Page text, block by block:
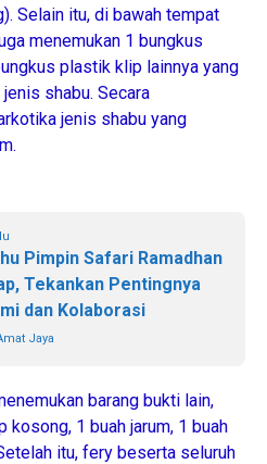
Selain itu, di bawah tempat
menemukan 1 bungkus
plastik klip lainnya yang
shabu. Secara
jenis shabu yang
Pimpin Safari Ramadhan
Tekankan Pentingnya
dan Kolaborasi
Jaya
barang bukti lain,
1 buah jarum, 1 buah
itu, fery beserta seluruh